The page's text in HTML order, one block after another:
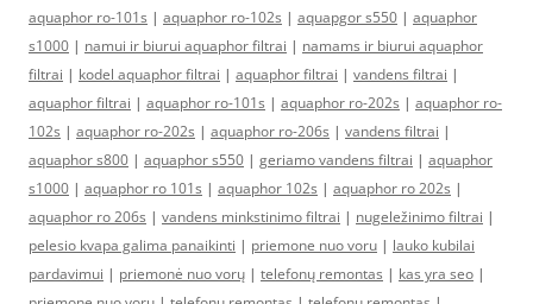
aquaphor ro-101s | aquaphor ro-102s | aquapgor s550 | aquaphor
s1000 | namui ir biurui aquaphor filtrai | namams ir biurui aquaphor
filtrai | kodel aquaphor filtrai | aquaphor filtrai | vandens filtrai |
aquaphor filtrai | aquaphor ro-101s | aquaphor ro-202s | aquaphor ro-
102s | aquaphor ro-202s | aquaphor ro-206s | vandens filtrai |
aquaphor s800 | aquaphor s550 | geriamo vandens filtrai | aquaphor
s1000 | aquaphor ro 101s | aquaphor 102s | aquaphor ro 202s |
aquaphor ro 206s | vandens minkstinimo filtrai | nugeležinimo filtrai |
pelesio kvapa galima panaikinti | priemone nuo voru | lauko kubilai
pardavimui | priemonė nuo vorų | telefonų remontas | kas yra seo |